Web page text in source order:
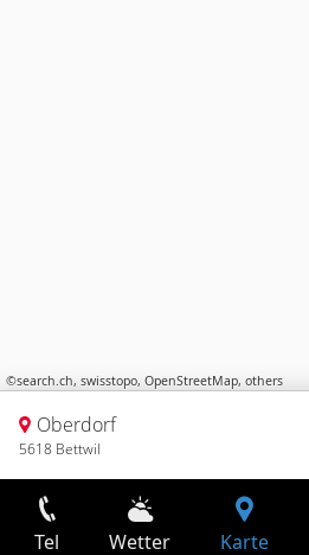
©search.ch, swisstopo, OpenStreetMap, others
Oberdorf
5618 Bettwil
Tel Wetter Karte